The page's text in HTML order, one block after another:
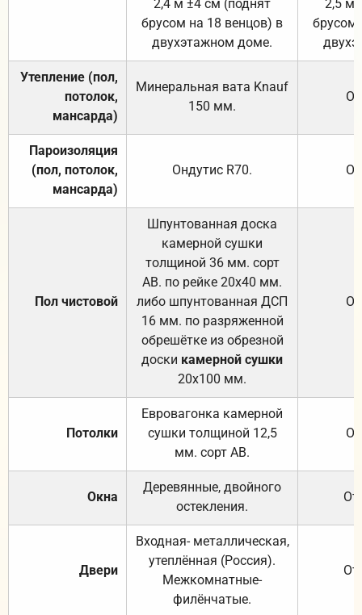
2,4 м ±4 см (поднят
брусом на 18 венцов) в
двухэтажном доме.
2,5 м
брусом
Утепление (пол,
потолок,
мансарда)
Минеральная вата Knauf
150 мм.
Пароизоляция
(пол, потолок,
мансарда)
Ондутис R70.
Пол чистовой
Шпунтованная доска
камерной сушки
толщиной 36 мм. сорт
АВ. по рейке 20х40 мм.
либо шпунтованная ДСП
16 мм. по разряженной
обрешётке из обрезной
доски камерной сушки
20х100 мм.
Потолки
Евровагонка камерной
сушки толщиной 12,5
мм. сорт АВ.
Окна
Деревянные, двойного
остекления.
Двери
Входная- металлическая,
утеплённая (Россия).
Межкомнатные-
филёнчатые.